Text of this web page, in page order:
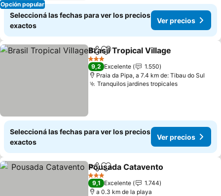
Opción popular
Seleccioná las fechas para ver los precios
exactos
Ver precios
CompartirAñadir a favoritos
Brasil Tropical Village
3 Estrellas
9,2 Excelente
1.550
Praia da Pipa, a 7.4 km de: Tibau do Sul
Tranquilos jardines tropicales
Seleccioná las fechas para ver los precios
exactos
Ver precios
CompartirAñadir a favoritos
Pousada Catavento
3 Estrellas
9,1 Excelente
1.744
a 0.3 km de la playa